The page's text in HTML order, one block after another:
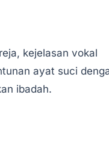
kejelasan vokal
ayat suci
ibadah.